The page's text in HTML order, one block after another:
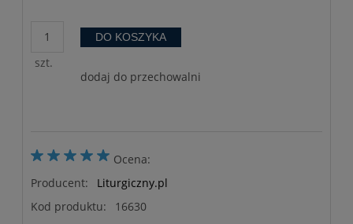
szt.
DO KOSZYKA
dodaj do przechowalni
Ocena:
Producent:
Liturgiczny.pl
Kod produktu:
16630